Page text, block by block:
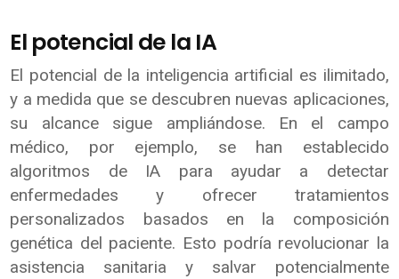
El potencial de la IA
El potencial de la inteligencia artificial es ilimitado,
y a medida que se descubren nuevas aplicaciones,
su alcance sigue ampliándose. En el campo
médico, por ejemplo, se han establecido
algoritmos de IA para ayudar a detectar
enfermedades y ofrecer tratamientos
personalizados basados en la composición
genética del paciente. Esto podría revolucionar la
asistencia sanitaria y salvar potencialmente